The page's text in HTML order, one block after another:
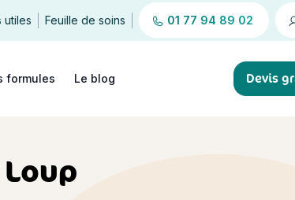
utiles Feuille de soins 01 77 94 89 02
formules Le blog Devis